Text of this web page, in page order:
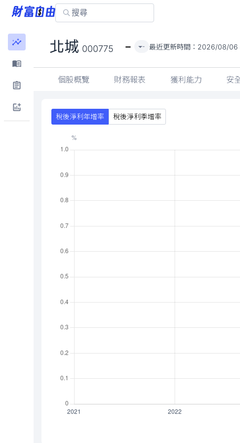
北城 000775 - - 最近更新時間： 2026/08/06
個股概覽 財務報表 獲利能力 安
稅後淨利年增率 稅後淨利季增率